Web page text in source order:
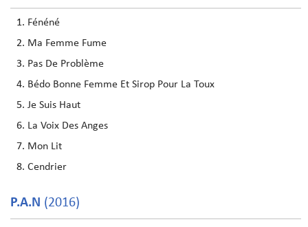
Fénéné
Ma Femme Fume
Pas De Problème
Bédo Bonne Femme Et Sirop Pour La Toux
Je Suis Haut
La Voix Des Anges
Mon Lit
Cendrier
P.A.N (2016)